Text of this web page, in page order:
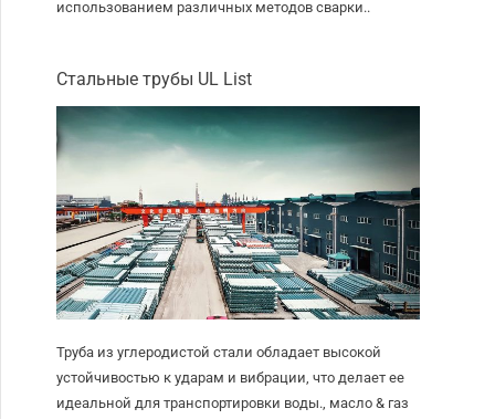
использованием различных методов сварки..
Стальные трубы UL List
Труба из углеродистой стали обладает высокой
устойчивостью к ударам и вибрации, что делает ее
идеальной для транспортировки воды., масло & газ